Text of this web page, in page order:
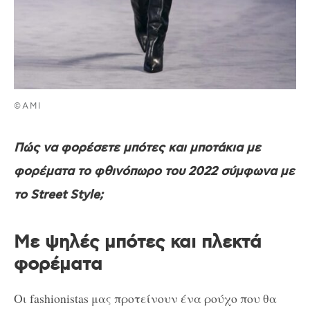
©AMI
Πώς να φορέσετε μπότες και μποτάκια με
φορέματα το φθινόπωρο του 2022 σύμφωνα με
το Street Style;
Με ψηλές μπότες και πλεκτά
φορέματα
Οι fashionistas μας προτείνουν ένα ρούχο που θα